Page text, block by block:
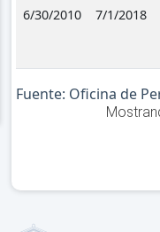
6/30/2010 7/1/2018
Fuente: Oficina de